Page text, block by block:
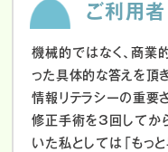
ご利用
機械的ではなく、商業
った具体的な答えを頂
情報リテラシーの重要
修正手術を3回してか
いた私としては「もっ